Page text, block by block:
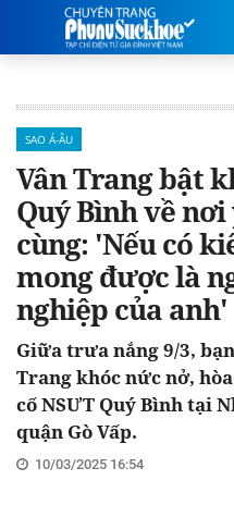
SAO Á-ÂU
Vân Trang bật
Quý Bình về
cùng: 'Nếu có
mong được là
nghiệp của anh'
Giữa trưa nắng 9/3,
Trang khóc nức nở,
cố NSƯT Quý Bình tại
quận Gò Vấp.
10/03/2025 16:54